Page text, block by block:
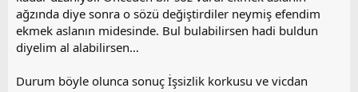
ağzında diye sonra o sözü değiştirdiler neymiş efendim
ekmek aslanın midesinde. Bul bulabilirsen hadi buldun
diyelim al alabilirsen…
Durum böyle olunca sonuç İşsizlik korkusu ve vicdan